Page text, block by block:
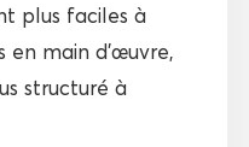
plus faciles à
en main d’œuvre,
structuré à